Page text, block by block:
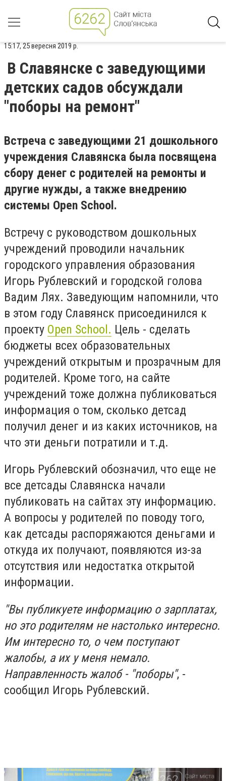
15:17, 25 вересня 2019 р.
В Славянске с заведующими
детских садов обсуждали
"поборы на ремонт"
Встреча с заведующими 21 дошкольного
учреждения Славянска была посвящена
сбору денег с родителей на ремонты и
другие нужды, а также внедрению
системы Open School.
Встречу с руководством дошкольных
учреждений проводили начальник
городского управления образования
Игорь Рублевский и городской голова
Вадим Лях. Заведующим напомнили, что
в этом году Славянск присоединился к
проекту Open School. Цель - сделать
бюджеты всех образовательных
учреждений открытым и прозрачным для
родителей. Кроме того, на сайте
учреждений тоже должна публиковаться
информация о том, сколько детсад
получил денег и из каких источников, на
что эти деньги потратили и т.д.
Игорь Рублевский обозначил, что еще не
все детсады Славянска начали
публиковать на сайтах эту информацию.
А вопросы у родителей по поводу того,
как детсады распоряжаются деньгами и
откуда их получают, появляются из-за
отсутствия или недостатка открытой
информации.
"Вы публикуете информацию о зарплатах,
но это родителям не настолько интересно.
Им интересно то, о чем поступают
жалобы, а их у меня немало.
Направленность жалоб - "поборы", -
сообщил Игорь Рублевский.